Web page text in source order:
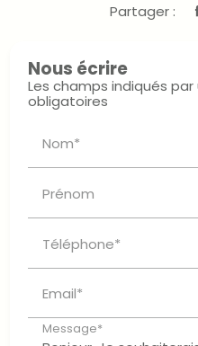
Partager :
Nous écrire
Les champs indiqués
obligatoires
Nom*
Prénom
Téléphone*
Email*
Message*